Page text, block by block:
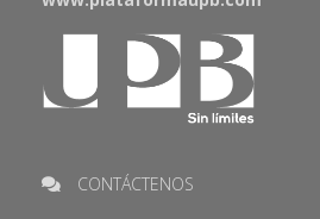
CONTÁCTENOS